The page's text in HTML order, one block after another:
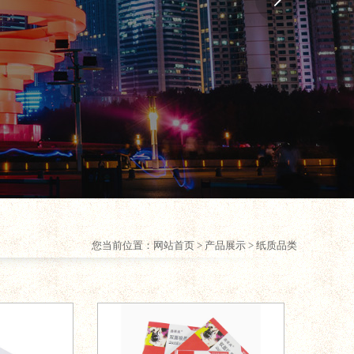
您当前位置：网站首页> 产品展示 > 纸质品类